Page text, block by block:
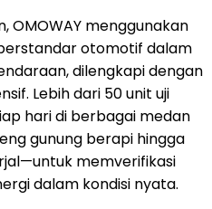
OMOWAY menggunakan
otomotif dalam
dilengkapi dengan
Lebih dari 50 unit uji
hari di berbagai medan
gunung berapi hingga
memverifikasi
dalam kondisi nyata.